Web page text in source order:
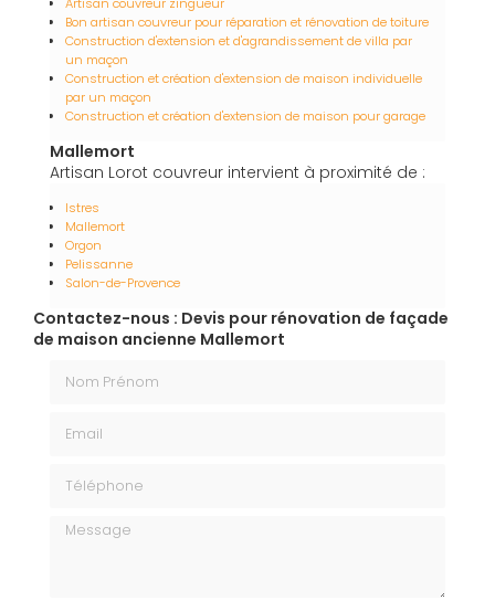
Artisan couvreur zingueur
Bon artisan couvreur pour réparation et rénovation de toiture
Construction d'extension et d'agrandissement de villa par
un maçon
Construction et création d'extension de maison individuelle
par un maçon
Construction et création d'extension de maison pour garage
Mallemort
Artisan Lorot couvreur intervient à proximité de :
Istres
Mallemort
Orgon
Pelissanne
Salon-de-Provence
Contactez-nous : Devis pour rénovation de façade
de maison ancienne Mallemort
Message